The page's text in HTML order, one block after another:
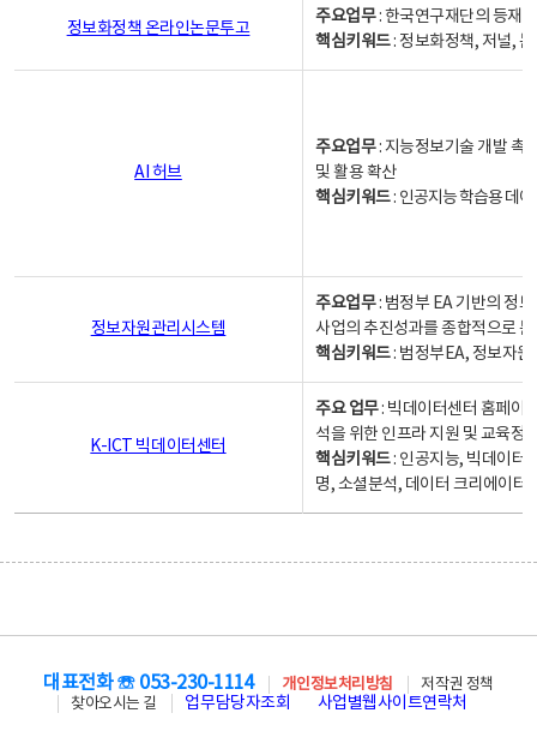
정보화정책 온라인논문투고
주요업무: 한국연구재단의 등재
핵심키워드: 정보화정책, 저널,
AI 허브
주요업무: 지능정보기술 개발 촉
및 활용 확산
핵심키워드: 인공지능 학습용 데
정보자원관리시스템
주요업무: 범정부 EA 기반의 정
사업의 추진성과를 종합적으로
핵심키워드: 범정부EA, 정보자
K-ICT 빅데이터센터
주요 업무: 빅데이터센터 홈페이
석을 위한 인프라 지원 및 교육정
핵심키워드: 인공지능, 빅데이터,
명, 소셜분석, 데이터 크리에이터
대표전화 ☏ 053-230-1114 개인정보처리방침
저작권 정책
찾아오시는 길
업무담당자조회 사업별웹사이트연락처